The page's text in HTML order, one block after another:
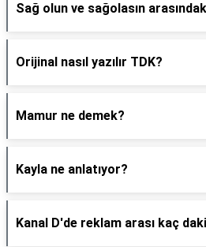
Sağ olun ve sağolasın
Orijinal nasıl yazılır TDK?
Mamur ne demek?
Kayla ne anlatıyor?
Kanal D'de reklam arası kaç